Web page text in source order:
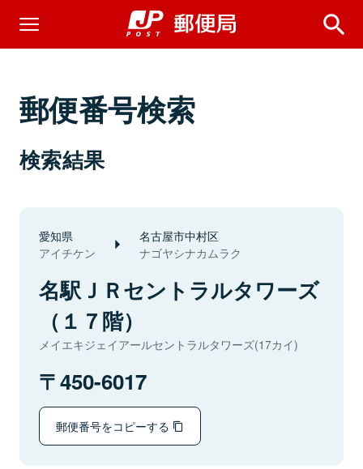
郵便番号検索
検索結果
愛知県
アイチケン
名古屋市中村区
ナゴヤシナカムラク
名駅ＪＲセントラルタワーズ
（１７階）
メイエキジェイアールセントラルタワーズ(17カイ)
450-6017
郵便番号をコピーする